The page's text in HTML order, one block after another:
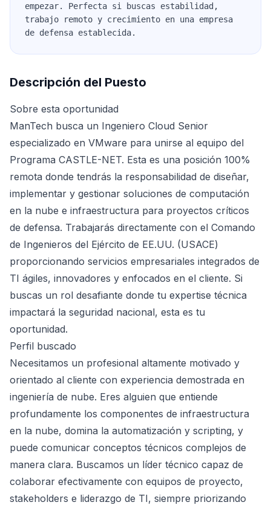
empezar. Perfecta si buscas estabilidad,
trabajo remoto y crecimiento en una empresa
de defensa establecida.
Descripción del Puesto
Sobre esta oportunidad
ManTech busca un Ingeniero Cloud Senior
especializado en VMware para unirse al equipo del
Programa CASTLE-NET. Esta es una posición 100%
remota donde tendrás la responsabilidad de diseñar,
implementar y gestionar soluciones de computación
en la nube e infraestructura para proyectos críticos
de defensa. Trabajarás directamente con el Comando
de Ingenieros del Ejército de EE.UU. (USACE)
proporcionando servicios empresariales integrados de
TI ágiles, innovadores y enfocados en el cliente. Si
buscas un rol desafiante donde tu expertise técnica
impactará la seguridad nacional, esta es tu
oportunidad.
Perfil buscado
Necesitamos un profesional altamente motivado y
orientado al cliente con experiencia demostrada en
ingeniería de nube. Eres alguien que entiende
profundamente los componentes de infraestructura
en la nube, domina la automatización y scripting, y
puede comunicar conceptos técnicos complejos de
manera clara. Buscamos un líder técnico capaz de
colaborar efectivamente con equipos de proyecto,
stakeholders e liderazgo de TI, siempre priorizando